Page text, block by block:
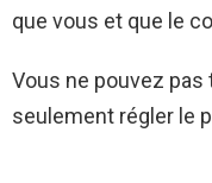
que vous et que le
Vous ne pouvez
seulement régler le